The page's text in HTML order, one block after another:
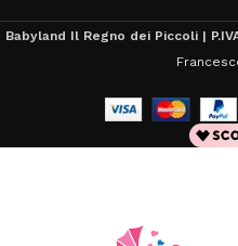
Babyland Il Regno dei Piccoli |